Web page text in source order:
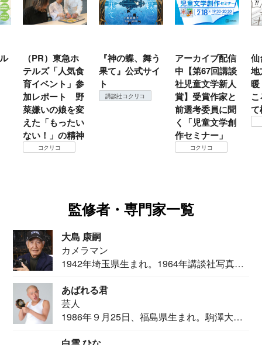
（PR）東急ホ
テルズ「人気食
育イベント」参
加レポート 野
菜嫌いの娘を変
えた「もったい
ない！」の精神
コクリコ
『神の蝶、舞う
果て』公式サイ
ト
講談社コクリコ
アーカイブ配信
中【第67回講談
社児童文学新人
賞】受賞作家と
前選考委員に聞
く「児童文学創
作セミナー」
コクリコ
仙
地
て
監修者・専門家一覧
大島 康嗣
カメラマン
1942年埼玉県生まれ。1964年講談社写真部
あばれる君
芸人
1986年９月25日、福島県生まれ。駒澤大学